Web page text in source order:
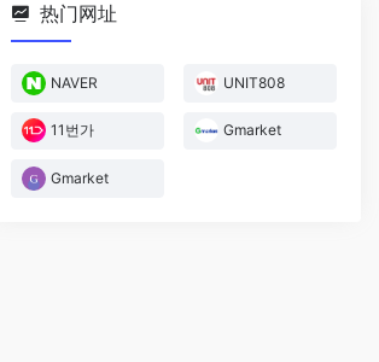
热门网址
NAVER UNIT808
11번가 Gmarket
Gmarket